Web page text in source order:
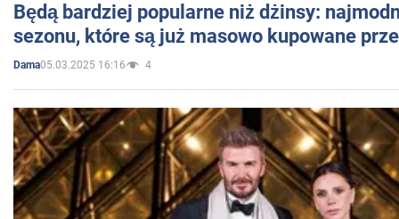
Będą bardziej popularne niż dżinsy:
sezonu, które są już masowo kupowane
Dama05.03.2025 16:16 4